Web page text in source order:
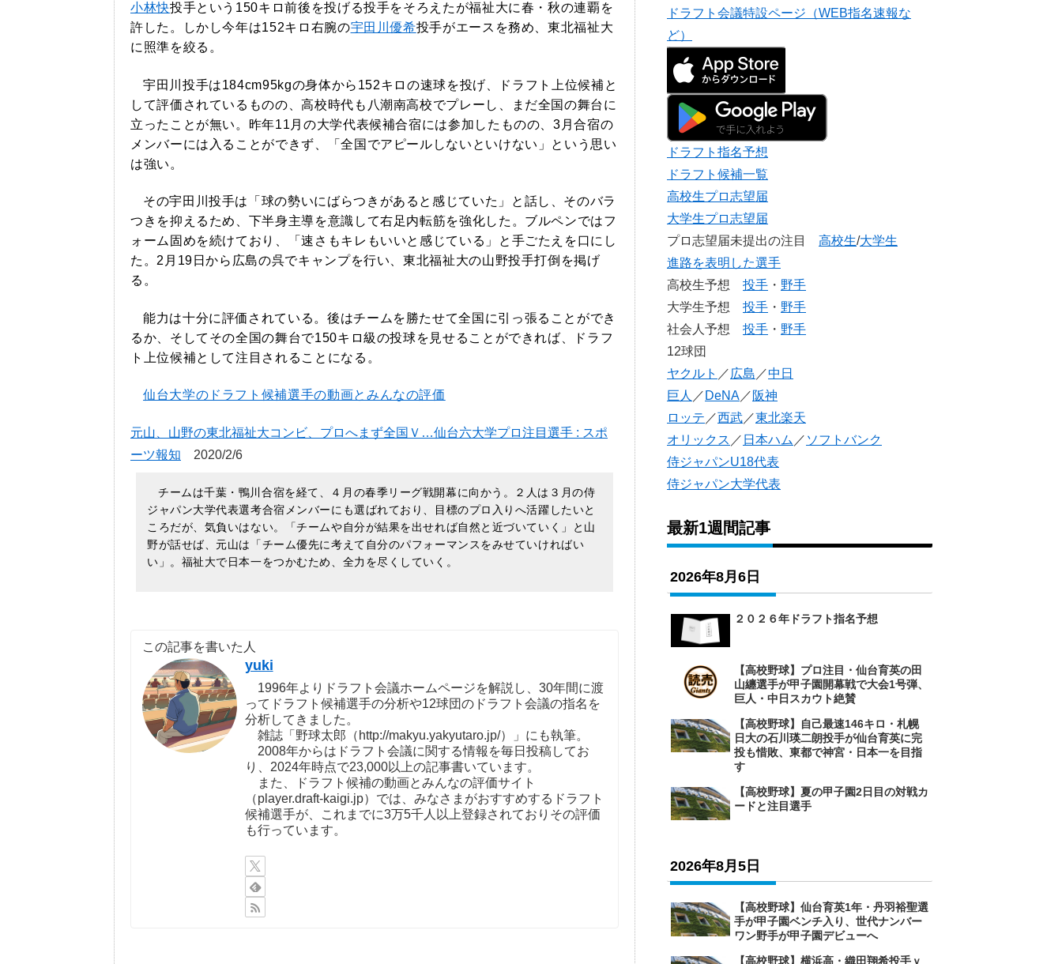
小林快投手という150キロ前後を投げる投手をそろえたが福祉大に春・秋の連覇を
許した。しかし今年は152キロ右腕の宇田川優希投手がエースを務め、東北福祉大
に照準を絞る。
宇田川投手は184cm95kgの身体から152キロの速球を投げ、ドラフト上位候補と
して評価されているものの、高校時代も八潮南高校でプレーし、まだ全国の舞台に
立ったことが無い。昨年11月の大学代表候補合宿には参加したものの、3月合宿の
メンバーには入ることができず、「全国でアピールしないといけない」という思い
は強い。
その宇田川投手は「球の勢いにばらつきがあると感じていた」と話し、そのバラ
つきを抑えるため、下半身主導を意識して右足内転筋を強化した。ブルペンではフ
ォーム固めを続けており、「速さもキレもいいと感じている」と手ごたえを口にし
た。2月19日から広島の呉でキャンプを行い、東北福祉大の山野投手打倒を掲げ
る。
能力は十分に評価されている。後はチームを勝たせて全国に引っ張ることができ
るか、そしてその全国の舞台で150キロ級の投球を見せることができれば、ドラフ
ト上位候補として注目されることになる。
仙台大学のドラフト候補選手の動画とみんなの評価
元山、山野の東北福祉大コンビ、プロへまず全国Ｖ…仙台六大学プロ注目選手 : スポ
ーツ報知 2020/2/6
チームは千葉・鴨川合宿を経て、４月の春季リーグ戦開幕に向かう。２人は３月の侍
ジャパン大学代表選考合宿メンバーにも選ばれており、目標のプロ入りへ活躍したいと
ころだが、気負いはない。「チームや自分が結果を出せれば自然と近づいていく」と山
野が話せば、元山は「チーム優先に考えて自分のパフォーマンスをみせていければい
い」。福祉大で日本一をつかむため、全力を尽くしていく。
この記事を書いた人
yuki
1996年よりドラフト会議ホームページを解説し、30年間に渡
ってドラフト候補選手の分析や12球団のドラフト会議の指名を
分析してきました。
雑誌「野球太郎（http://makyu.yakyutaro.jp/）」にも執筆。
2008年からはドラフト会議に関する情報を毎日投稿してお
り、2024年時点で23,000以上の記事書いています。
また、ドラフト候補の動画とみんなの評価サイト
（player.draft-kaigi.jp）では、みなさまがおすすめするドラフト
候補選手が、これまでに3万5千人以上登録されておりその評価
も行っています。
ドラフト会議特設ページ（WEB指名速報な
ど）
ドラフト指名予想
ドラフト候補一覧
高校生プロ志望届
大学生プロ志望届
プロ志望届未提出の注目 高校生/大学生
進路を表明した選手
高校生予想 投手 ・ 野手
大学生予想 投手 ・ 野手
社会人予想 投手 ・ 野手
12球団
ヤクルト ／ 広島 ／中日
巨人 ／ DeNA ／ 阪神
ロッテ ／西武 ／東北楽天
オリックス ／ 日本ハム ／ ソフトバンク
侍ジャパンU18代表
侍ジャパン大学代表
最新1週間記事
2026年8月6日
２０２６年ドラフト指名予想
【高校野球】プロ注目・仙台育英の田
山纏選手が甲子園開幕戦で大会1号弾、
巨人・中日スカウト絶賛
【高校野球】自己最速146キロ・札幌
日大の石川瑛二朗投手が仙台育英に完
投も惜敗、東都で神宮・日本一を目指
す
【高校野球】夏の甲子園2日目の対戦カ
ードと注目選手
2026年8月5日
【高校野球】仙台育英1年・丹羽裕聖選
手が甲子園ベンチ入り、世代ナンバー
ワン野手が甲子園デビューへ
【高校野球】横浜高・織田翔希投手ｖ